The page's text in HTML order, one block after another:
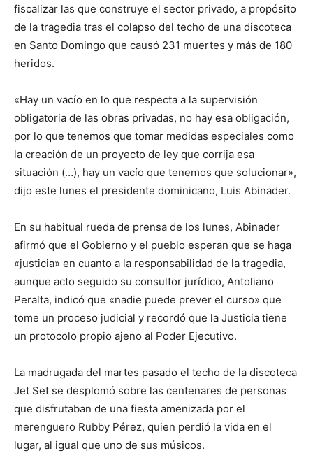
fiscalizar las que construye el sector privado, a propósito
de la tragedia tras el colapso del techo de una discoteca
en Santo Domingo que causó 231 muertes y más de 180
heridos.
«Hay un vacío en lo que respecta a la supervisión
obligatoria de las obras privadas, no hay esa obligación,
por lo que tenemos que tomar medidas especiales como
la creación de un proyecto de ley que corrija esa
situación (…), hay un vacío que tenemos que solucionar»,
dijo este lunes el presidente dominicano, Luis Abinader.
En su habitual rueda de prensa de los lunes, Abinader
afirmó que el Gobierno y el pueblo esperan que se haga
«justicia» en cuanto a la responsabilidad de la tragedia,
aunque acto seguido su consultor jurídico, Antoliano
Peralta, indicó que «nadie puede prever el curso» que
tome un proceso judicial y recordó que la Justicia tiene
un protocolo propio ajeno al Poder Ejecutivo.
La madrugada del martes pasado el techo de la discoteca
Jet Set se desplomó sobre las centenares de personas
que disfrutaban de una fiesta amenizada por el
merenguero Rubby Pérez, quien perdió la vida en el
lugar, al igual que uno de sus músicos.